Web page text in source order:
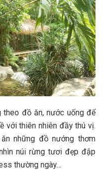
theo đồ ăn, nước uống để
với t‎‎hiên n‎‎hiên đ‎‎ầy t‎‎hú vị.
những đồ nướng t‎‎hơm
núi rừng t‎‎ươi đ‎‎ẹp đập
thường n‎‎gày…